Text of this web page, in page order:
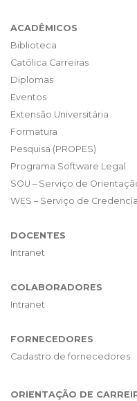
ACADÊMICOS
Biblioteca
Católica Carreiras
Diplomas
Eventos
Extensão Universitária
Formatura
Pesquisa (PROPES)
Programa Software Legal
SOU – Serviço de
WES – Serviço de
DOCENTES
Intranet
COLABORADORES
Intranet
FORNECEDORES
Cadastro de fornecedores
ORIENTAÇÃO DE